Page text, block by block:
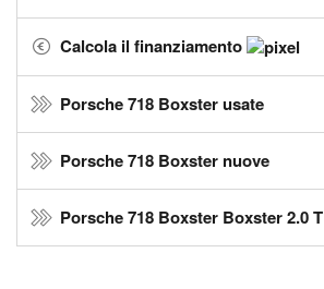
Calcola il finanziamento
Porsche 718 Boxster usate
Porsche 718 Boxster nuove
Porsche 718 Boxster Boxster 2.0 T